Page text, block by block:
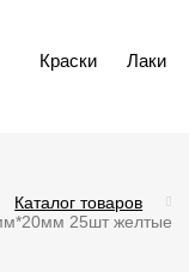
Краски Лаки
Каталог товаров
25шт желтые